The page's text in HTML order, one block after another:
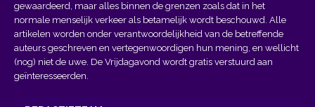
gewaardeerd, maar alles binnen de grenzen zoals dat in het
normale menselijk verkeer als betamelijk wordt beschouwd. Alle
artikelen worden onder verantwoordelijkheid van de betreffende
auteurs geschreven en vertegenwoordigen hun mening, en wellicht
(nog) niet de uwe. De Vrijdagavond wordt gratis verstuurd aan
geïnteresseerden.